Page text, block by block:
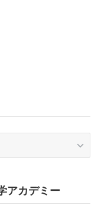
アカデミー